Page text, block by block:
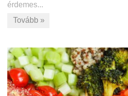
érdemes...
Tovább »